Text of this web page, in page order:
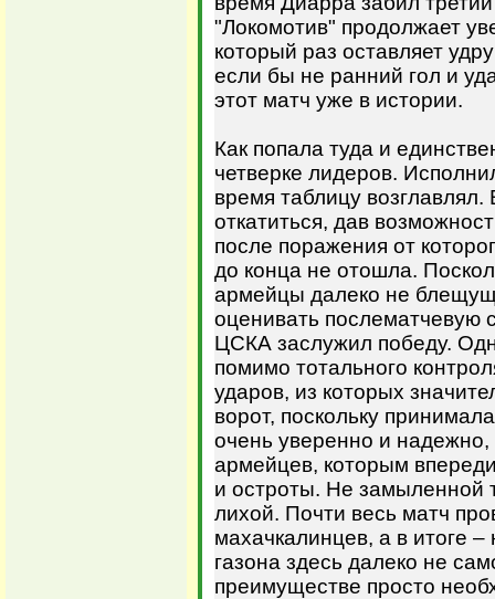
"Локомотив" продолжает
который раз оставляет
если бы не ранний гол и
этот матч уже в истории.
Как попала туда и
четверке лидеров.
время таблицу
откатиться, дав
после поражения от
до конца не отошла.
армейцы далеко не
оценивать послематчевую
ЦСКА заслужил победу.
помимо тотального
ударов, из которых
ворот, поскольку
очень уверенно и
армейцев, которым
и остроты. Не замыленной
лихой. Почти весь матч
махачкалинцев, а в итоге
газона здесь далеко не
преимуществе просто